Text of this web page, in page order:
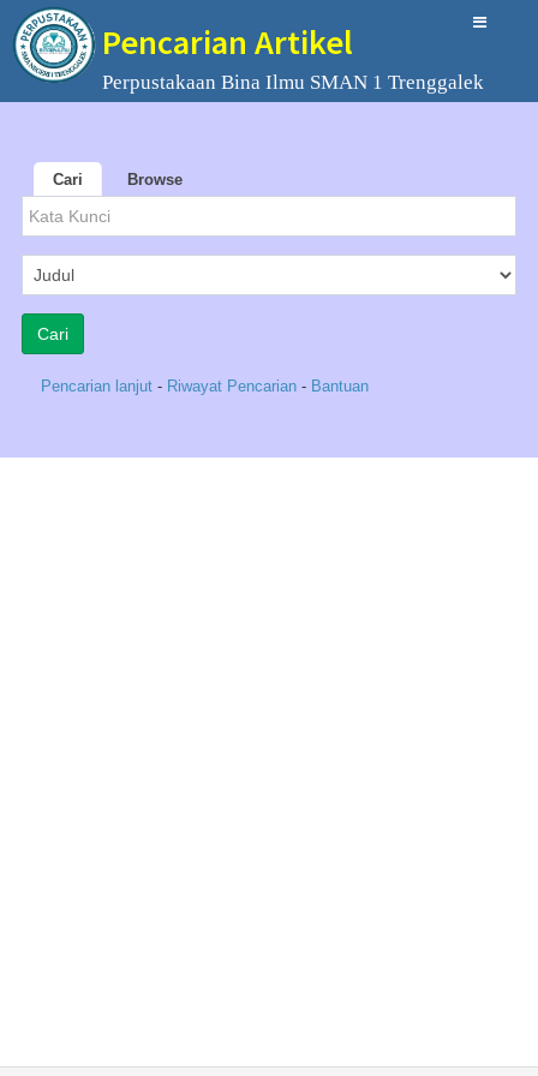
Pencarian Artikel
Perpustakaan Bina Ilmu SMAN 1 Trenggalek
Cari Browse
Pencarian lanjut - Riwayat Pencarian - Bantuan